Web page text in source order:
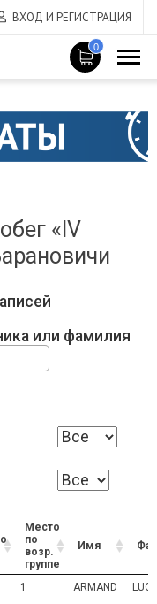
ВХОД И РЕГИСТРАЦИЯ
0
«IV
или фамилия
Место
по
возр.
группе
Имя
1 ARMAND